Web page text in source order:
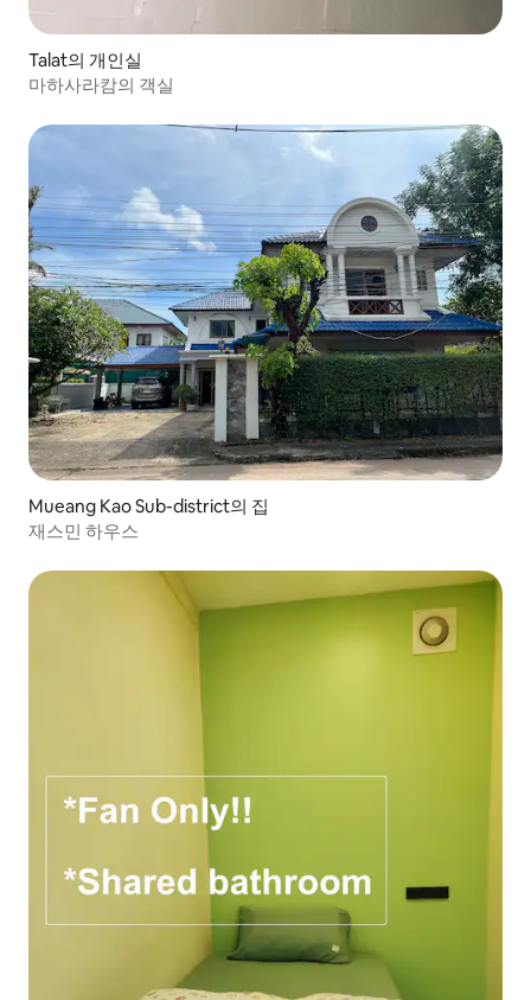
Talat의 개인실
마하사라캄의 객실
Mueang Kao Sub-district의 집
재스민 하우스